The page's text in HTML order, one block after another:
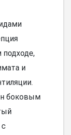
подходе,
и
боковым